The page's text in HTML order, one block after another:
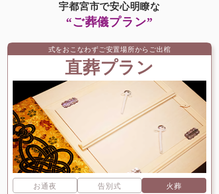
宇都宮市で安心明瞭な
“ご葬儀プラン”
式をおこなわずご安置場所からご出棺
直葬プラン
お通夜 告別式 火葬